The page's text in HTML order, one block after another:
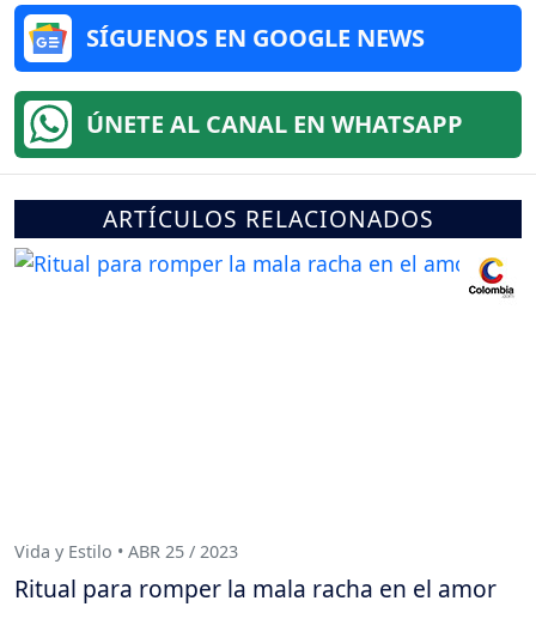
SÍGUENOS EN GOOGLE NEWS
ÚNETE AL CANAL EN WHATSAPP
ARTÍCULOS RELACIONADOS
Vida y Estilo • ABR 25 / 2023
Ritual para romper la mala racha en el amor